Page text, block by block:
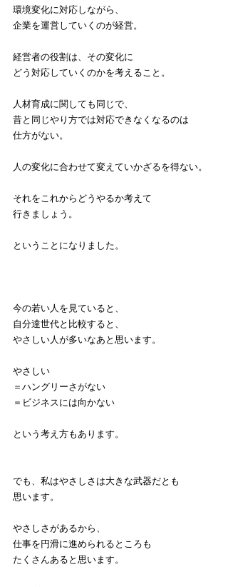
環境変化に対応しながら、
企業を運営していくのが経営。
経営者の役割は、その変化に
どう対応していくのかを考えること。
人材育成に関しても同じで、
昔と同じやり方では対応できなくなるのは
仕方がない。
人の変化に合わせて変えていかざるを得ない。
それをこれからどうやるか考えて
行きましょう。
ということになりました。
今の若い人を見ていると、
自分達世代と比較すると、
やさしい人が多いなあと思います。
やさしい
＝ハングリーさがない
＝ビジネスには向かない
という考え方もあります。
でも、私はやさしさは大きな武器だとも
思います。
やさしさがあるから、
仕事を円滑に進められるところも
たくさんあると思います。